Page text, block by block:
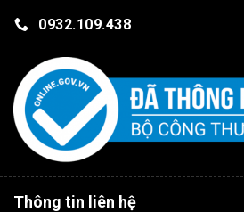
0932.109.438
Thông tin liên hệ